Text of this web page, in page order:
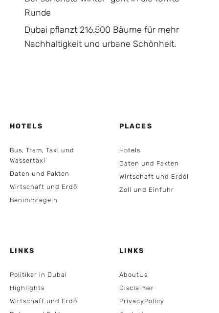
Runde
Dubai pflanzt 216.500 Bäume für mehr
Nachhaltigkeit und urbane Schönheit.
HOTELS
Bus, Tram, Taxi und
Wassertaxi
Daten und Fakten
Wirtschaft und Erdöl
Benimmregeln
PLACES
Hotels
Daten und Fakten
Wirtschaft und Erdöl
Zoll und Einfuhr
LINKS
Politiker in Dubai
Highlights
Wirtschaft und Erdöl
LINKS
AboutUs
Disclaimer
PrivacyPolicy